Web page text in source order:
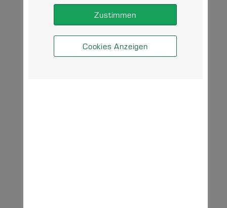
Cookies Anzeigen
Zustimmen